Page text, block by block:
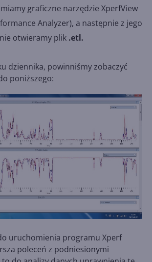
graficzne narzędzie XperfView
Analyzer), a następnie z jego
otwieramy plik .etl.
dziennika, powinniśmy zobaczyć
poniższego:
uruchomienia programu Xperf
poleceń z podniesionymi